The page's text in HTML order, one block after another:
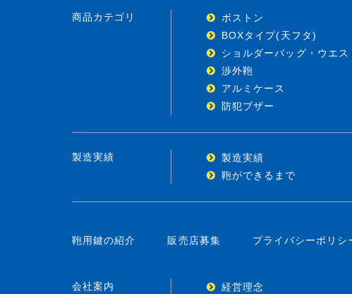
商品カテゴリ ボストン
BOXタイプ(天フタ)
ショルダーバッグ・ウエス
渉外鞄
アルミケース
防犯ブザー
製造実績 製造実績
鞄ができるまで
鞄用鍵の紹介 販売店募集 プライバシーポリシ
会社案内 経営理念